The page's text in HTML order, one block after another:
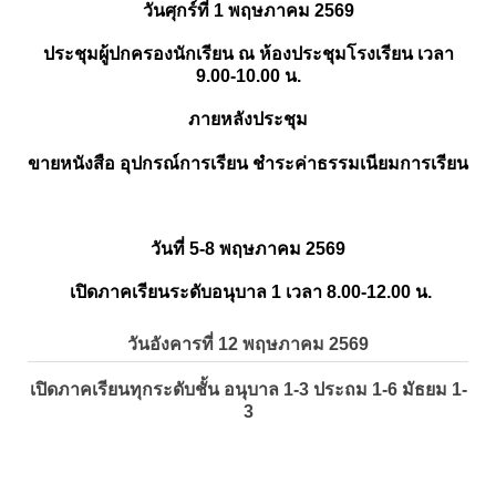
วันศุกร์ที่ 1 พฤษภาคม 2569
ประชุมผู้ปกครองนักเรียน ณ ห้องประชุมโรงเรียน เวลา
9.00-10.00 น.
ภายหลังประชุม
ขายหนังสือ อุปกรณ์การเรียน ชำระค่าธรรมเนียมการเรียน
วันที่ 5-8 พฤษภาคม 2569
เปิดภาคเรียนระดับอนุบาล 1 เวลา 8.00-12.00 น.
วันอังคารที่ 12 พฤษภาคม 2569
เปิดภาคเรียนทุกระดับชั้น อนุบาล 1-3 ประถม 1-6 มัธยม 1-
3